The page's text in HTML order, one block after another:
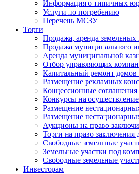
Информация о типичных
Услуги по погребению
Перечень МСЗУ
Торги
Продажа, аренда земельных
Продажа муниципального
Аренда муниципальной
Отбор управляющих
Капитальный ремонт домов
Размещение рекламных
Концессионные соглашения
Конкурсы на
Размещение
Размещение
Аукционы на право
Торги на право заключения
Свободные земельные
Земельные участки под
Свободные земельные
Инвесторам